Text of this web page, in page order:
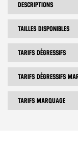
DESCRIPTIONS
TAILLES DISPONIBLES
TARIFS DÉGRESSIFS
TARIFS DÉGRESSIFS
TARIFS MARQUAGE